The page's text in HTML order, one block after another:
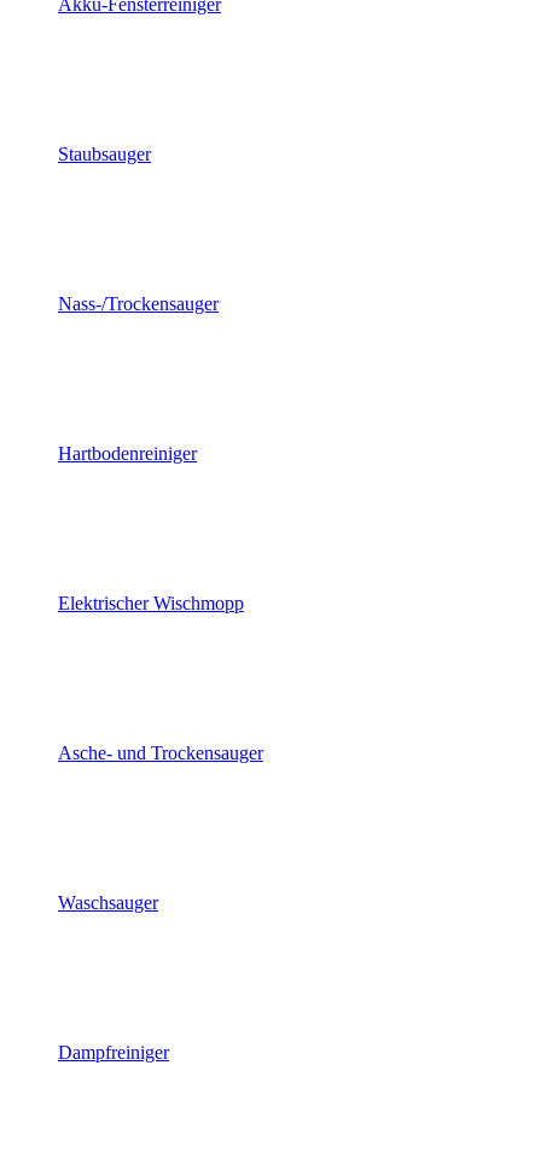
Akku-Fensterreiniger
Staubsauger
Nass-/Trockensauger
Hartbodenreiniger
Elektrischer Wischmopp
Asche- und Trockensauger
Waschsauger
Dampfreiniger